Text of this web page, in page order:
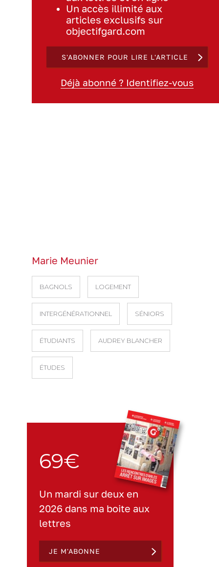
Un accès illimité aux
articles exclusifs sur
objectifgard.com
S'ABONNER POUR LIRE L'ARTICLE
Déjà abonné ? Identifiez-vous
Marie Meunier
BAGNOLS LOGEMENT
INTERGÉNÉRATIONNEL SÉNIORS
ÉTUDIANTS AUDREY BLANCHER
ÉTUDES
69€
Un mardi sur deux en
2026 dans ma boite aux
lettres
JE M'ABONNE